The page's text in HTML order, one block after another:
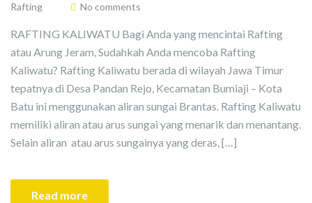
Rafting
No comments
RAFTING KALIWATU Bagi Anda yang mencintai Rafting
atau Arung Jeram, Sudahkah Anda mencoba Rafting
Kaliwatu? Rafting Kaliwatu berada di wilayah Jawa Timur
tepatnya di Desa Pandan Rejo, Kecamatan Bumiaji – Kota
Batu ini menggunakan aliran sungai Brantas. Rafting Kaliwatu
memiliki aliran atau arus sungai yang menarik dan menantang.
Selain aliran atau arus sungainya yang deras, […]
Read more